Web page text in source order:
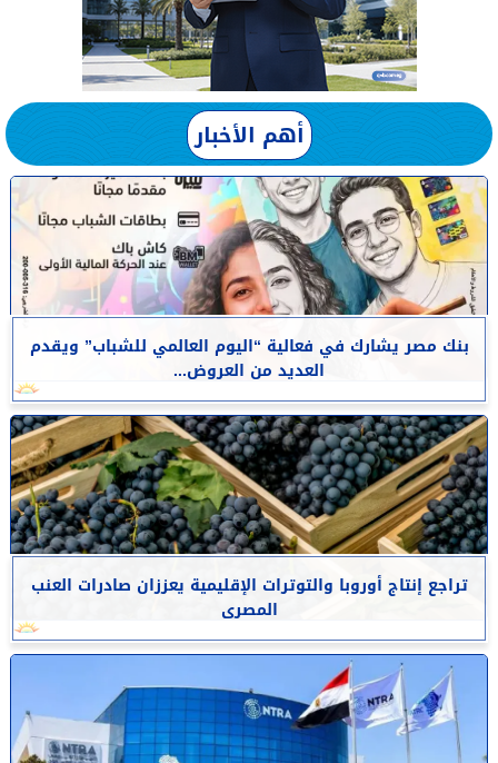
أهم الأخبار
بنك مصر يشارك في فعالية “اليوم العالمي للشباب” ويقدم
العديد من العروض...
تراجع إنتاج أوروبا والتوترات الإقليمية يعززان صادرات العنب
المصرى